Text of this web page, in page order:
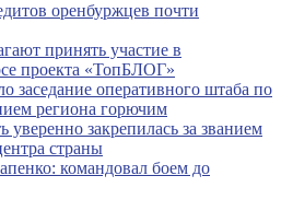
оренбуржцев почти
принять участие в
проекта «ТопБЛОГ»
заседание оперативного штаба по
региона горючим
уверенно закрепилась за званием
страны
командовал боем до